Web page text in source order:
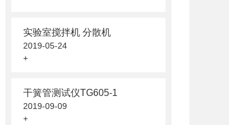
实验室搅拌机 分散机
2019-05-24
+
干簧管测试仪TG605-1
2019-09-09
+